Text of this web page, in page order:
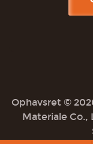
Ophavsret ©
Materiale